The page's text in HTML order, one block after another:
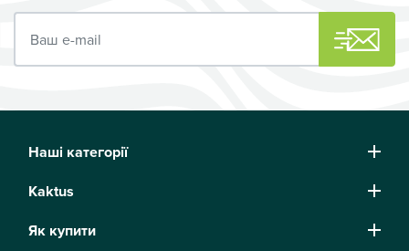
Наші категорії
Kaktus
Як купити